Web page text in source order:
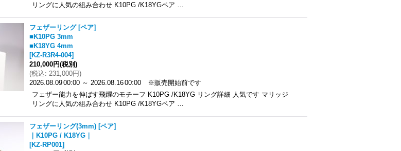
リングに人気の組み合わせ K10PG /K18YGペア …
フェザーリング [ペア]
■K10PG 3mm
■K18YG 4mm
[KZ-R3R4-004]
210,000円(税別)
(税込: 231,000円)
2026.08.0900:00 ～ 2026.08.1600:00 ※販売開始前です
フェザー能力を伸ばす飛躍のモチーフ K10PG /K18YG リング詳細 人気です マリッジ
リングに人気の組み合わせ K10PG /K18YGペア …
フェザーリング(3mm) [ペア]
｜K10PG / K18YG｜
[KZ-RP001]